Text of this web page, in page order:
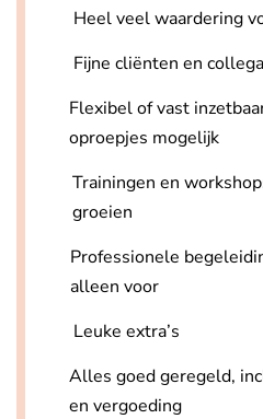
Heel veel waardering
Fijne cliënten en
Flexibel of vast
oproepjes mogelijk
Trainingen en
groeien
Professionele
alleen voor
Leuke extra’s
Alles goed geregeld,
en vergoeding